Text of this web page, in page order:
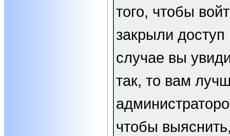
того, чтобы
закрыли
случае вы
так, то вам
чтобы